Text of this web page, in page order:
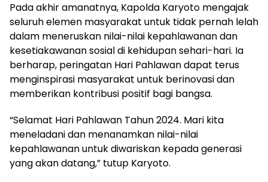
Pada akhir amanatnya, Kapolda Karyoto mengajak
seluruh elemen masyarakat untuk tidak pernah lelah
dalam meneruskan nilai-nilai kepahlawanan dan
kesetiakawanan sosial di kehidupan sehari-hari. Ia
berharap, peringatan Hari Pahlawan dapat terus
menginspirasi masyarakat untuk berinovasi dan
memberikan kontribusi positif bagi bangsa.
“Selamat Hari Pahlawan Tahun 2024. Mari kita
meneladani dan menanamkan nilai-nilai
kepahlawanan untuk diwariskan kepada generasi
yang akan datang,” tutup Karyoto.